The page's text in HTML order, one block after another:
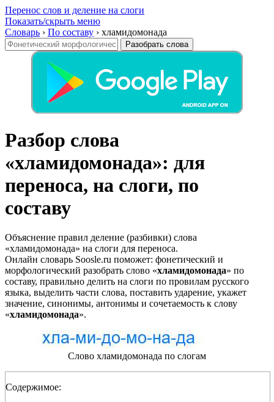
Перенос слов и деление на слоги
Показать/скрыть меню
Словарь › По составу › хламидомонада
Разобрать слова
Разбор слова
«хламидомонада»: для
переноса, на слоги, по
составу
Объяснение правил деление (разбивки) слова
«хламидомонада» на слоги для переноса.
Онлайн словарь Soosle.ru поможет: фонетический и
морфологический разобрать слово «хламидомонада» по
составу, правильно делить на слоги по провилам русского
языка, выделить части слова, поставить ударение, укажет
значение, синонимы, антонимы и сочетаемость к слову
«хламидомонада».
Слово хламидомонада по слогам
Содержимое: